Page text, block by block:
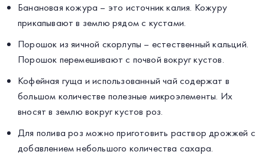
Банановая кожура – это источник калия. Кожуру
прикапывают в землю рядом с кустами.
Порошок из яичной скорлупы – естественный кальций.
Порошок перемешивают с почвой вокруг кустов.
Кофейная гуща и использованный чай содержат в
большом количестве полезные микроэлементы. Их
вносят в землю вокруг кустов роз.
Для полива роз можно приготовить раствор дрожжей с
добавлением небольшого количества сахара.